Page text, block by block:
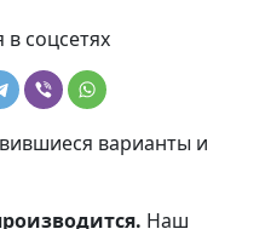
соцсетях
варианты и
Наш